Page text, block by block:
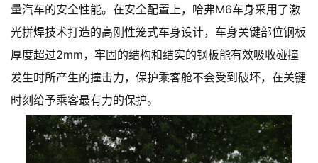
量汽车的安全性能。在安全配置上，哈弗M6车身采用了激
光拼焊技术打造的高刚性笼式车身设计，车身关键部位钢板
厚度超过2mm，牢固的结构和结实的钢板能有效吸收碰撞
发生时所产生的撞击力，保护乘客舱不会受到破坏，在关键
时刻给予乘客最有力的保护。